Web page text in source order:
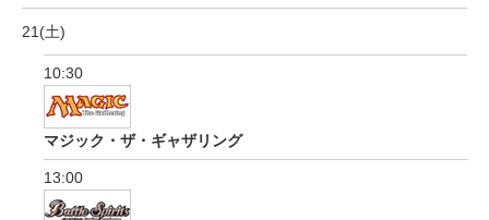
21(土)
10:30
マジック・ザ・ギャザリング
13:00